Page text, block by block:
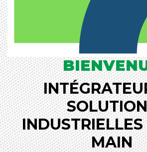
INDUSTRIELLES
MAIN